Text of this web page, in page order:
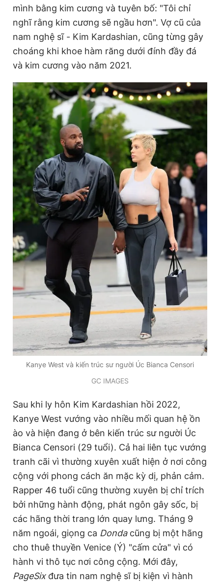
mình bằng kim cương và tuyên bố: "Tôi chỉ
nghĩ rằng kim cương sẽ ngầu hơn". Vợ cũ của
nam nghệ sĩ - Kim Kardashian, cũng từng gây
choáng khi khoe hàm răng dưới đính đầy đá
và kim cương vào năm 2021.
Kanye West và kiến trúc sư người Úc Bianca Censori
GC IMAGES
Sau khi ly hôn Kim Kardashian hồi 2022,
Kanye West vướng vào nhiều mối quan hệ ồn
ào và hiện đang ở bên kiến trúc sư người Úc
Bianca Censori (29 tuổi). Cả hai liên tục vướng
tranh cãi vì thường xuyên xuất hiện ở nơi công
cộng với phong cách ăn mặc kỳ dị, phản cảm.
Rapper 46 tuổi cũng thường xuyên bị chỉ trích
bởi những hành động, phát ngôn gây sốc, bị
các hãng thời trang lớn quay lưng. Tháng 9
năm ngoái, giọng ca Dondacũng bị một hãng
cho thuê thuyền Venice (Ý) "cấm cửa" vì có
hành vi thô tục nơi công cộng. Mới đây,
PageSixđưa tin nam nghệ sĩ bị kiện vì hành